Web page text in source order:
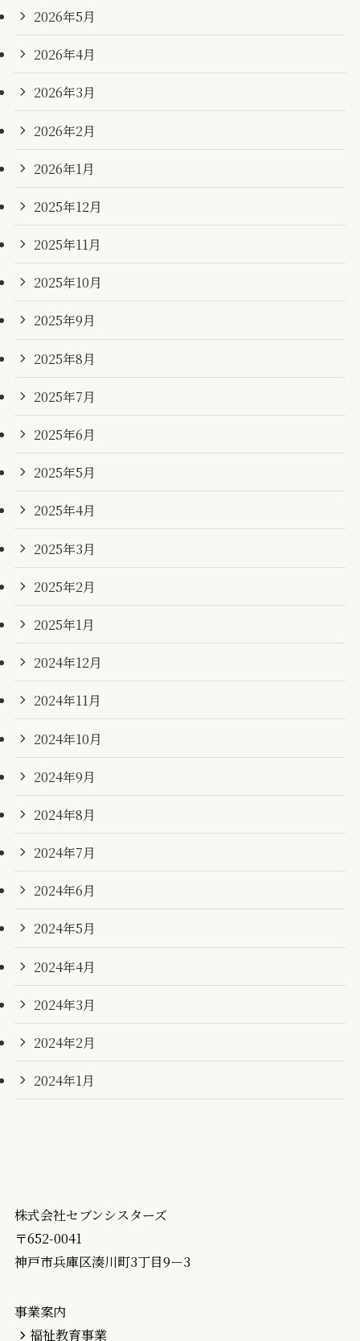
2026年5月
2026年4月
2026年3月
2026年2月
2026年1月
2025年12月
2025年11月
2025年10月
2025年9月
2025年8月
2025年7月
2025年6月
2025年5月
2025年4月
2025年3月
2025年2月
2025年1月
2024年12月
2024年11月
2024年10月
2024年9月
2024年8月
2024年7月
2024年6月
2024年5月
2024年4月
2024年3月
2024年2月
2024年1月
株式会社セブンシスターズ
〒652-0041
神戸市兵庫区湊川町3丁目9－3
事業案内
福祉教育事業